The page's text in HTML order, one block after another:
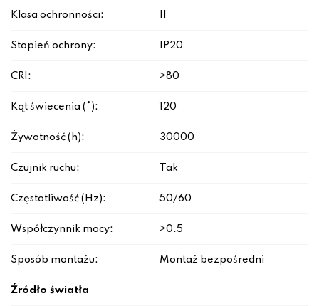
Klasa ochronności:
Stopień ochrony: IP20
CRI: >80
Kąt świecenia (°): 120
Żywotność (h): 30000
Czujnik ruchu: Tak
Częstotliwość (Hz): 50/60
Współczynnik mocy: >0.5
Sposób montażu: Montaż bezpośredni
Źródło światła